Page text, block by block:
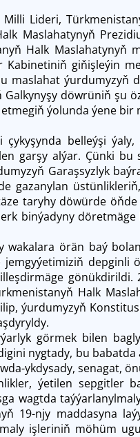
Lideri,
Maslahatynyň
Halk Maslahatynyň
Kabinetiniň giňişleýin
maslahat ýurdumyzyň
döwrüniň şu
ýolunda ýene bir
çykyşynda belleýşi ýaly,
garşy alýar. Çünki
Garaşsyzlyk
gazanylan
taryhy döwürde
binýadyny döretmäge
wakalara örän baý
depginli
gönükdirildi.
Halk
ýurdumyzyň
görmek bilen
nygtady, bu babatda
ykdysady, senagat,
ýetilen sepgitler
wagtda
19-njy maddasyna
işleriniň möhüm